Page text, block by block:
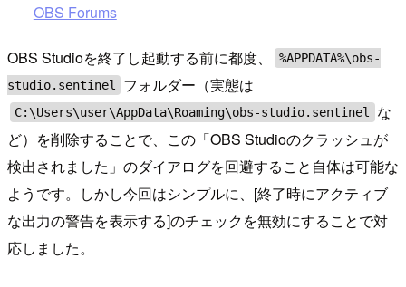
OBS Forums
OBS Studioを終了し起動する前に都度、
%APPDATA%\obs-
studio.sentinel
フォルダー（実態は
C:\Users\user\AppData\Roaming\obs-studio.sentinel
な
ど）を削除することで、この「OBS Studioのクラッシュが
検出されました」のダイアログを回避すること自体は可能な
ようです。しかし今回はシンプルに、[終了時にアクティブ
な出力の警告を表示する]のチェックを無効にすることで対
応しました。